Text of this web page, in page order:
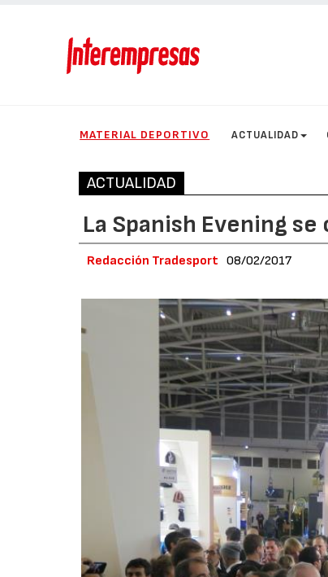
MATERIAL DEPORTIVO ACTUALIDAD
ACTUALIDAD
La Spanish Evening
Redacción Tradesport 08/02/2017